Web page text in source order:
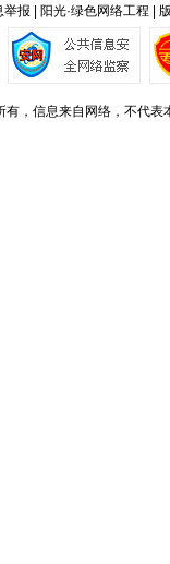
举报 | 阳光·绿色网络工程 |
有，信息来自网络，不代